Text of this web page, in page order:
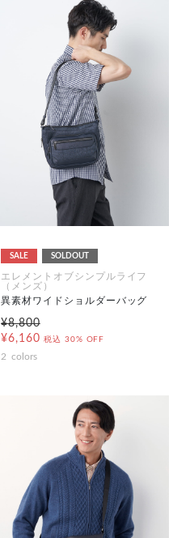
SALE SOLDOUT
エレメントオブシンプルライフ
（メンズ）
異素材ワイドショルダーバッグ
¥8,800
¥6,160 税込 30% OFF
2 colors